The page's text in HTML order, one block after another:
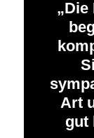
Die
Art
gut